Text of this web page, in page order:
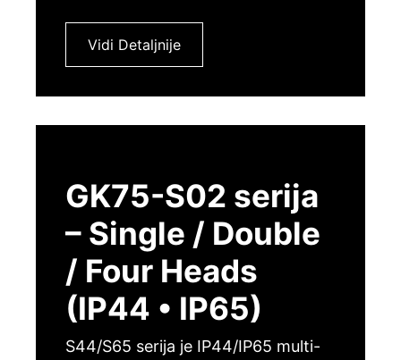
Vidi Detaljnije
GK75-S02 serija
– Single / Double
/ Four Heads
(IP44 • IP65)
S44/S65 serija je IP44/IP65 multi-